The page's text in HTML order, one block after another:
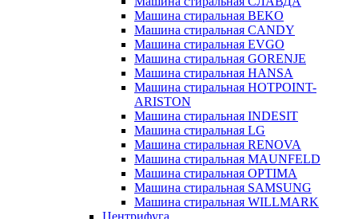
Машина стиральная BEKO
Машина стиральная CANDY
Машина стиральная EVGO
Машина стиральная GORENJE
Машина стиральная HANSA
Машина стиральная HOTPOINT-
ARISTON
Машина стиральная INDESIT
Машина стиральная LG
Машина стиральная RENOVA
Машина стиральная MAUNFELD
Машина стиральная OPTIMA
Машина стиральная SAMSUNG
Машина стиральная WILLMARK
Центрифуга